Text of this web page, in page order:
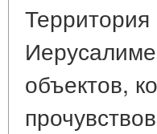
объектов,